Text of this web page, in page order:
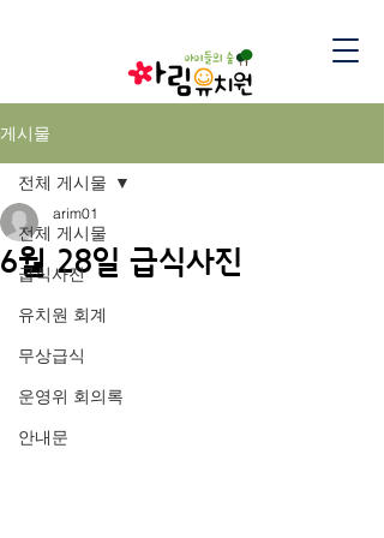
게시물
전체 게시물
급식사진
유치원 회계
무상급식
운영위 회의록
안내문
전체 게시물
6월 28일 급식사진
arim01